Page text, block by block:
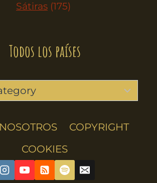
Sátiras (175)
Todos los países
COPYRIGHT
COOKIES